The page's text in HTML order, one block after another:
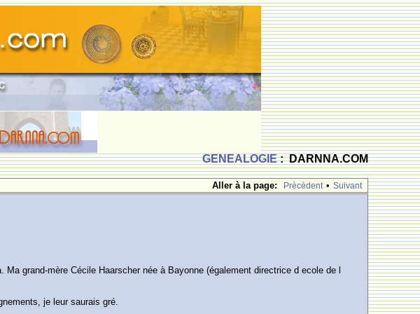
GENEALOGIE: DARNNA.COM
Aller à la page:
Prècèdent • Suivant
grand-mère Cécile Haarscher née à Bayonne (également directrice d ecole de l
je leur saurais gré.